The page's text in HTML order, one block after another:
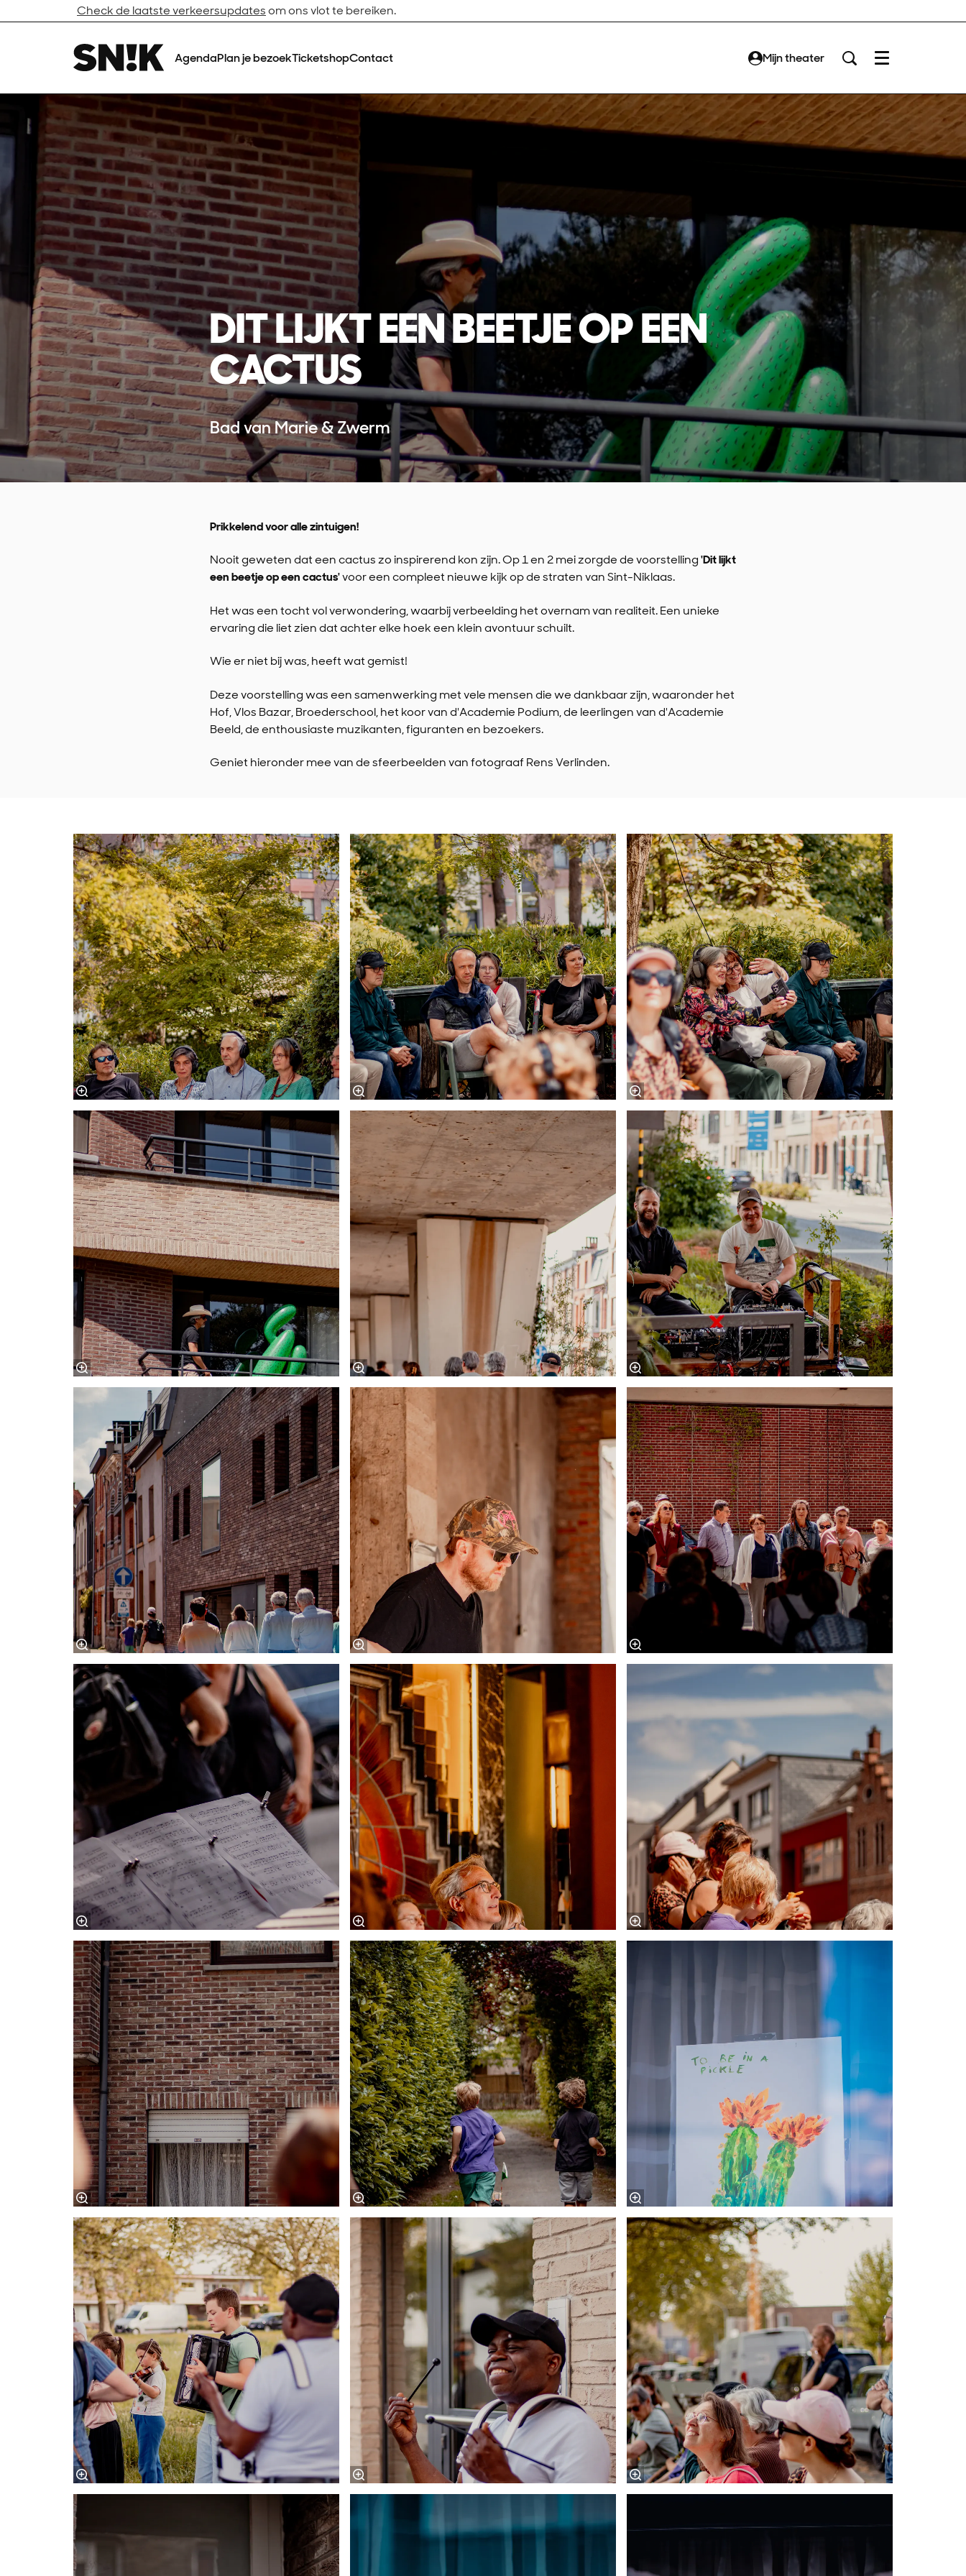
Check de laatste verkeersupdatesom ons vlot te bereiken.
AgendaPlan je bezoekTicketshopContact Mijn theater Menu
DIT LIJKT EEN BEETJE OP EEN
CACTUS
Bad van Marie & Zwerm
Prikkelend voor alle zintuigen!
Nooit geweten dat een cactus zo inspirerend kon zijn. Op 1 en 2 mei zorgde de voorstelling'Dit lijkt
een beetje op een cactus'voor een compleet nieuwe kijk op de straten van Sint-Niklaas.
Het was een tocht vol verwondering, waarbij verbeelding het overnam van realiteit. Een unieke
ervaring die liet zien dat achter elke hoek een klein avontuur schuilt.
Wie er niet bij was, heeft wat gemist!
Deze voorstelling was een samenwerking met vele mensen die we dankbaar zijn, waaronder het
Hof, Vlos Bazar, Broederschool, het koor van d'Academie Podium, de leerlingen van d'Academie
Beeld, de enthousiaste muzikanten, figuranten en bezoekers.
Geniet hieronder mee van de sfeerbeelden van fotograaf Rens Verlinden.